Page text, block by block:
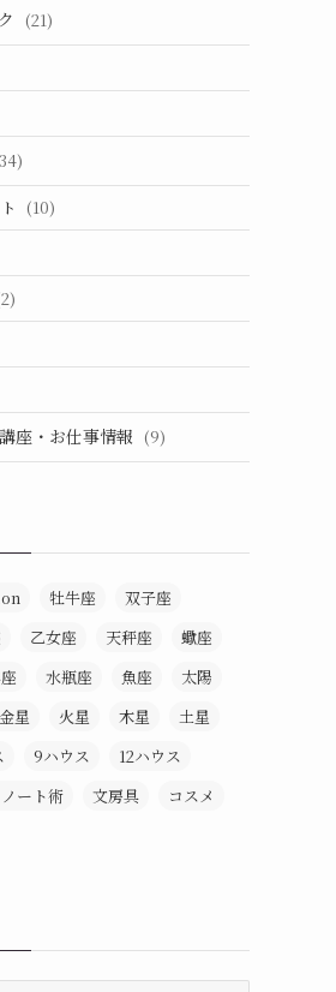
(21)
(10)
座・お仕事情報 (9)
牡牛座
双子座
乙女座 天秤座
蠍座
水瓶座 魚座
太陽
金星 火星 木星
土星
9ハウス
12ハウス
ート術 文房具
コスメ